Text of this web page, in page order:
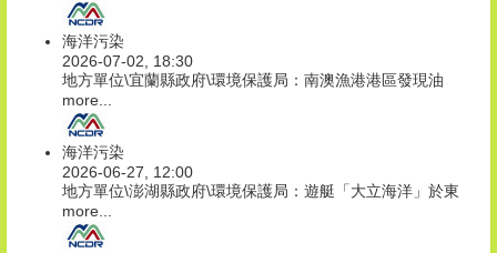
海洋污染
2026-07-02, 18:30
地方單位\宜蘭縣政府\環境保護局：南澳漁港港區發現油
more...
海洋污染
2026-06-27, 12:00
地方單位\澎湖縣政府\環境保護局：遊艇「大立海洋」於東
more...